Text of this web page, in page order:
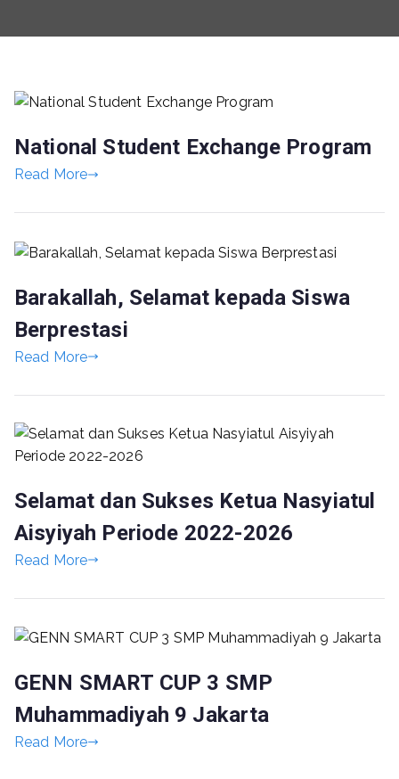
National Student Exchange Program
Read More
Barakallah, Selamat kepada Siswa
Berprestasi
Read More
Selamat dan Sukses Ketua Nasyiatul
Aisyiyah Periode 2022-2026
Read More
GENN SMART CUP 3 SMP
Muhammadiyah 9 Jakarta
Read More